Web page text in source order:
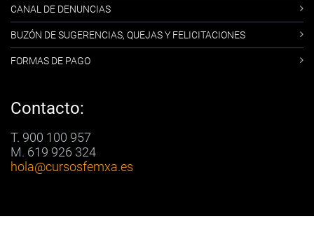
CANAL DE DENUNCIAS
BUZÓN DE SUGERENCIAS, QUEJAS Y FELICITACIONES
FORMAS DE PAGO
Contacto:
T. 900 100 957
M. 619 926 324
hola@cursosfemxa.es